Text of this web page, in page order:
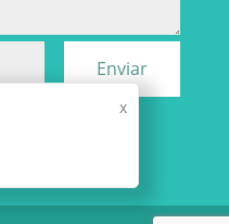
Enviar
x